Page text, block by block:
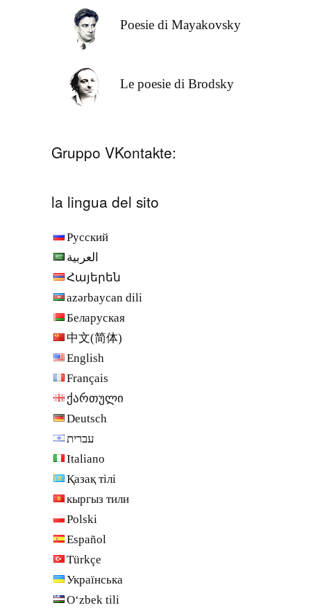
Poesie di Mayakovsky
Le poesie di Brodsky
Gruppo VKontakte:
la lingua del sito
Русский
العربية
Հայերեն
azərbaycan dili
Беларуская
中文(简体)
English
Français
ქართული
Deutsch
עברית
Italiano
Қазақ тілі
кыргыз тили
Polski
Español
Türkçe
Українська
Oʻzbek tili